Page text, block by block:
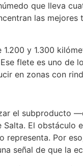
que lleva
las mejores
y 1.300
flete es uno de
en zonas con
el subproducto
El obstáculo
Por
señal de que la